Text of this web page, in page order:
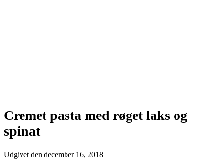
Cremet pasta med røget laks og
spinat
Udgivet den december 16, 2018